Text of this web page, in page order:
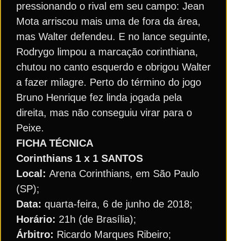
pressionando o rival em seu campo: Jean
Mota arriscou mais uma de fora da área,
mas Walter defendeu. E no lance seguinte,
Rodrygo limpou a marcação corinthiana,
chutou no canto esquerdo e obrigou Walter
a fazer milagre. Perto do término do jogo
Bruno Henrique fez linda jogada pela
direita, mas não conseguiu virar para o
Peixe.
FICHA TÉCNICA
Corinthians 1 x 1 SANTOS
Local: Arena Corinthians, em São Paulo
(SP);
Data: quarta-feira, 6 de junho de 2018;
Horário: 21h (de Brasília);
Árbitro: Ricardo Marques Ribeiro;